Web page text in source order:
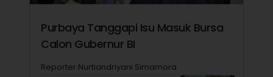
Purbaya Tanggapi Isu Masuk Bursa
Calon Gubernur BI
Reporter Nurtiandriyani Simamora